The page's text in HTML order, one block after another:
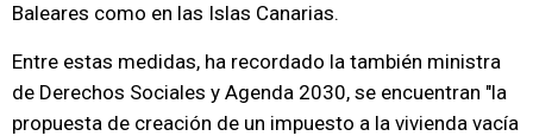
Baleares como en las Islas Canarias.
Entre estas medidas, ha recordado la también ministra
de Derechos Sociales y Agenda 2030, se encuentran "la
propuesta de creación de un impuesto a la vivienda vacía